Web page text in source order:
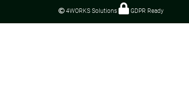
4WORKS Solutions GDPR Ready